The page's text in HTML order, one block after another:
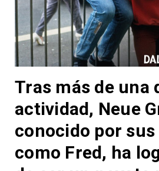
Tras más de una
actividad, Neue
conocido por
como Fred, ha